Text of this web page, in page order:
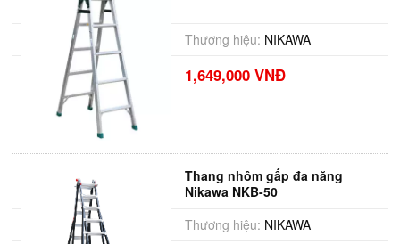
Thương hiệu: NIKAWA
1,649,000 VNĐ
Thang nhôm gấp đa năng
Nikawa NKB-50
Thương hiệu: NIKAWA